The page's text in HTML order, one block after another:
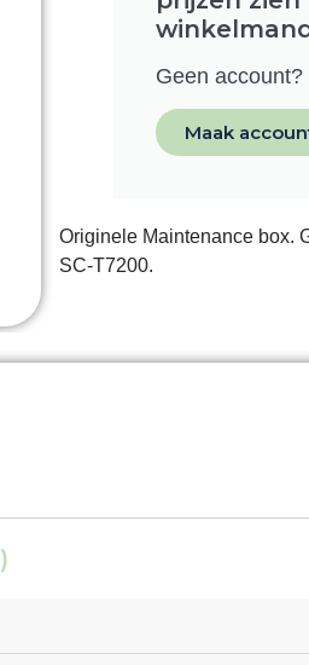
Geen account?
Maak
Originele Maintenance box.
SC-T7200.